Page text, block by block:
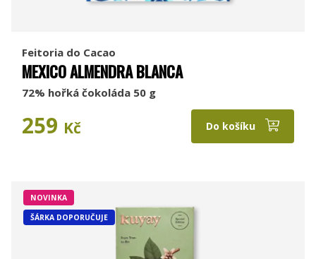
Feitoria do Cacao
MEXICO ALMENDRA BLANCA
72% hořká čokoláda 50 g
259 Kč Do košíku
NOVINKA
ŠÁRKA DOPORUČUJE